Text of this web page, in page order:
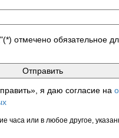
отмечено обязательное
я даю согласие на
часа или в любое другое,